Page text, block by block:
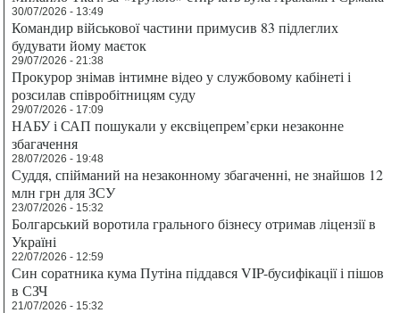
30/07/2026 - 13:49
Командир військової частини примусив 83 підлеглих
будувати йому маєток
29/07/2026 - 21:38
Прокурор знімав інтимне відео у службовому кабінеті і
розсилав співробітницям суду
29/07/2026 - 17:09
НАБУ і САП пошукали у ексвіцепрем’єрки незаконне
збагачення
28/07/2026 - 19:48
Суддя, спійманий на незаконному збагаченні, не знайшов 12
млн грн для ЗСУ
23/07/2026 - 15:32
Болгарський воротила грального бізнесу отримав ліцензії в
Україні
22/07/2026 - 12:59
Син соратника кума Путіна піддався VIP-бусифікації і пішов
в СЗЧ
21/07/2026 - 15:32